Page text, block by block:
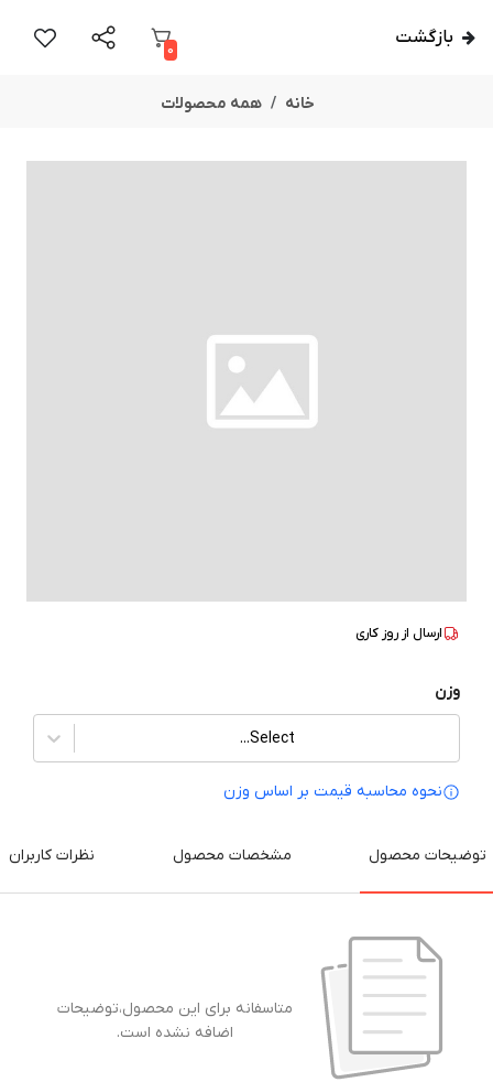
بازگشت
0
خانه همه محصولات
ارسال از روز کاری
وزن
Select...
نحوه محاسبه قیمت بر‌ اساس وزن
توضیحات محصول مشخصات محصول نظرات کاربران
متاسفانه برای این محصول،توضیحات
اضافه نشده است.